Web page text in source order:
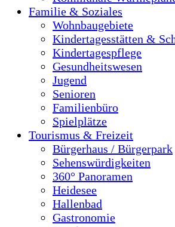
Familie & Soziales
Wohnbaugebiete
Kindertagesstätten &
Kindertagespflege
Gesundheitswesen
Jugend
Senioren
Familienbüro
Spielplätze
Tourismus & Freizeit
Bürgerhaus / Bürgerpark
Sehenswürdigkeiten
360° Panoramen
Heidesee
Hallenbad
Gastronomie